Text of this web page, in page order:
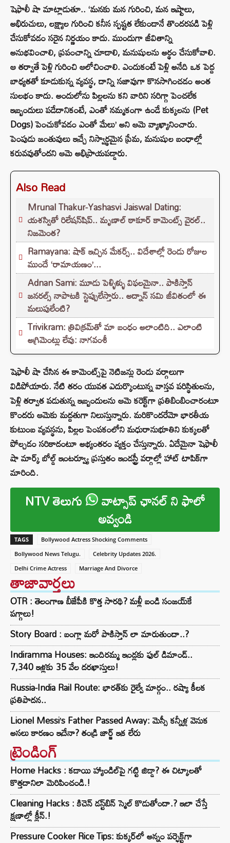
షెఫాలీ షా మాట్లాడుతూ.. ‘మనకు మన గురించి, మన ఇష్టాలు,
అభిరుచులు, లక్ష్యాల గురించి కనీస స్పష్టత లేకుండానే తొందరపడి పెళ్లి
చేసుకోవడం సరైన నిర్ణయం కాదు. ముందుగా జీవితాన్ని
అనుభవించాలి, ప్రపంచాన్ని చూడాలి, మనుషులను అర్థం చేసుకోవాలి.
ఆ తర్వాతే పెళ్లి గురించి ఆలోచించాలి. ఎందుకంటే పెళ్లి అనేది ఒక పెద్ద
బాధ్యతతో కూడుకున్న వ్యవస్థ, దాన్ని సజావుగా కొనసాగించడం అంత
సులభం కాదు. అందులోను పిల్లలను కని వారిని సరిగ్గా పెంచలేక
ఇబ్బందులు పడేదానికంటే, ఎంతో నమ్మకంగా ఉండే కుక్కలను (Pet
Dogs) పెంచుకోవడం ఎంతో మేలు’ అని ఆమె వ్యాఖ్యానించారు.
పెంపుడు జంతువులు ఇచ్చే నిస్వార్థమైన ప్రేమ, మనుషుల బంధాల్లో
కరువవుతోందని ఆమె అభిప్రాయపడ్డారు.
Also Read
Mrunal Thakur-Yashasvi Jaiswal Dating:
యశస్వితో రిలేషన్‌షిప్.. మృణాల్ ఠాకూర్ కామెంట్స్ వైరల్..
నిజమెంత?
Ramayana: షాక్ ఇచ్చిన మేకర్స్.. విదేశాల్లో రెండు రోజుల
ముందే ‘రామాయణం’...
Adnan Sami: మూడు పెళ్ళిళ్ళు విఫలమైనా.. పాకిస్తాన్
జనరల్స్ నాపాటకి స్టెప్పులేస్తారు.. అద్నాన్ సమి జీవితంలో ఈ
మలుపులేంటి?
Trivikram: త్రివిక్రమ్‌తో మా బంధం అలాంటిది.. ఎలాంటి
అగ్రిమెంట్లు లేవు: నాగవంశీ
షెఫాలీ షా చేసిన ఈ కామెంట్స్‌పై నెటిజన్లు రెండు వర్గాలుగా
విడిపోయారు. నేటి తరం యువత ఎదుర్కొంటున్న వాస్తవ పరిస్థితులను,
పెళ్లి తర్వాత పడుతున్న ఇబ్బందులను ఆమె కరెక్ట్‌గా ప్రతిబింబించారంటూ
కొందరు ఆమెకు మద్దతుగా నిలుస్తున్నారు. మరికొందరేమో భారతీయ
కుటుంబ వ్యవస్థను, పిల్లల పెంపకంలోని మధురానుభూతిని కుక్కలతో
పోల్చడం సరికాదంటూ అభ్యంతరం వ్యక్తం చేస్తున్నారు. ఏదేమైనా షెఫాలీ
షా మార్క్ బోల్డ్ ఇంటర్వ్యూ ప్రస్తుతం ఇండస్ట్రీ వర్గాల్లో హాట్ టాపిక్‌గా
మారింది.
NTV తెలుగు వాట్సాప్ ఛానల్ ని ఫాలో
అవ్వండి
TAGS
Bollywood Actress Shocking Comments
Bollywood News Telugu.
Celebrity Updates 2026.
Delhi Crime Actress
Marriage And Divorce
తాజావార్తలు
OTR : తెలంగాణ బీజేపీకి కొత్త సారథి? మళ్లీ బండి సంజయ్‌కే
పగ్గాలు!
Story Board : బంగ్లా మరో పాకిస్తాన్ లా మారుతుందా..?
Indiramma Houses: ఇందిరమ్మ ఇండ్లకు ఫుల్ డిమాండ్..
7,340 ఇళ్లకు 35 వేల దరఖాస్తులు!
Russia-India Rail Route: భారత్‌కు రైల్వే మార్గం.. రష్యా కీలక
ప్రతిపాదన..
Lionel Messi’s Father Passed Away: మెస్సీ కన్నీళ్ల వెనుక
అసలు కారణం ఇదేనా? తండ్రి జార్జ్ ఇక లేరు
ట్రెండింగ్‌
Home Hacks : కడాయి హ్యాండిల్‌పై గట్టి జిడ్డా? ఈ చిట్కాలతో
కొత్తదానిలా మెరిపించండి.!
Cleaning Hacks : కిచెన్ డస్ట్‌బిన్ స్మెల్ కొడుతోందా.? ఇలా చేస్తే
క్షణాల్లో క్లీన్.!
Pressure Cooker Rice Tips: కుక్కర్‌లో అన్నం పర్ఫెక్ట్‌గా